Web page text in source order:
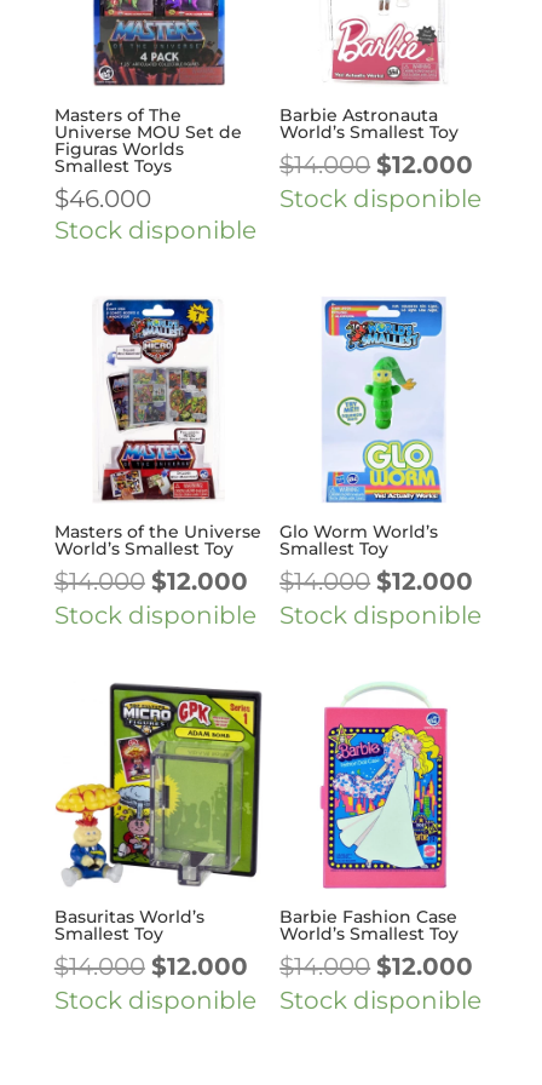
Masters of The
Universe MOU Set de
Figuras Worlds
Smallest Toys
$46.000
Stock disponible
Barbie Astronauta
World’s Smallest Toy
$14.000 El
precio
$14.000.
$12.000
Stock disponible
Masters of the Universe
World’s Smallest Toy
$14.000 El
precio
$14.000.
$12.000El
precio
$12.000.
Stock disponible
Glo Worm World’s
Smallest Toy
$14.000 El
precio
era:
$14.000.
$12.000
Stock disponible
Basuritas World’s
Smallest Toy
$14.000 El
precio
$12.000El
precio
Stock disponible
Barbie Fashion Case
World’s Smallest Toy
$14.000 El
precio
$12.000
Stock disponible